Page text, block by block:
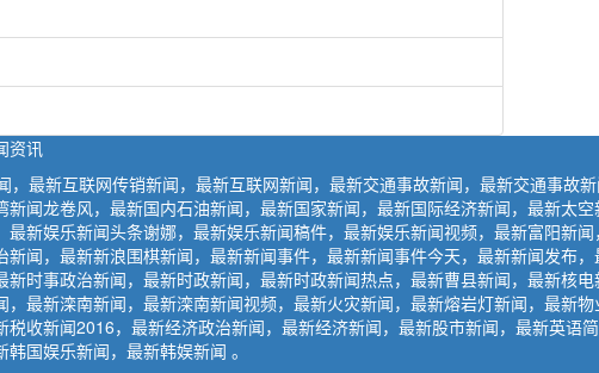
资讯
最新互联网传销新闻，最新互联网新闻，最新交通事故新闻，最新交通事故
闻龙卷风，最新国内石油新闻，最新国家新闻，最新国际经济新闻，最新太
新娱乐新闻头条谢娜，最新娱乐新闻稿件，最新娱乐新闻视频，最新富阳新
闻，最新新浪围棋新闻，最新新闻事件，最新新闻事件今天，最新新闻发布
时事政治新闻，最新时政新闻，最新时政新闻热点，最新曹县新闻，最新核
最新滦南新闻，最新滦南新闻视频，最新火灾新闻，最新熔岩灯新闻，最新
收新闻2016，最新经济政治新闻，最新经济新闻，最新股市新闻，最新英语
国娱乐新闻，最新韩娱新闻 。